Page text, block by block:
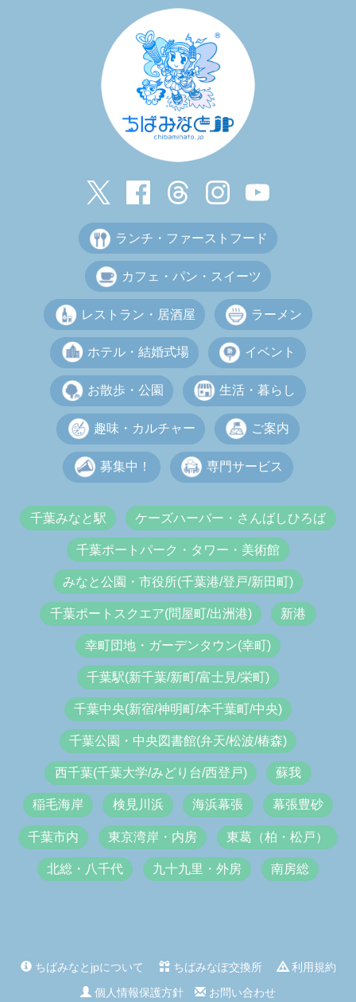
ランチ・ファーストフード
カフェ・パン・スイーツ
レストラン・居酒屋 ラーメン
ホテル・結婚式場 イベント
お散歩・公園 生活・暮らし
趣味・カルチャー ご案内
募集中！ 専門サービス
千葉みなと駅 ケーズハーバー・さんばしひろば
千葉ポートパーク・タワー・美術館
みなと公園・市役所(千葉港/登戸/新田町)
千葉ポートスクエア(問屋町/出洲港) 新港
幸町団地・ガーデンタウン(幸町)
千葉駅(新千葉/新町/富士見/栄町)
千葉中央(新宿/神明町/本千葉町/中央)
千葉公園・中央図書館(弁天/松波/椿森)
西千葉(千葉大学/みどり台/西登戸) 蘇我
稲毛海岸 検見川浜 海浜幕張 幕張豊砂
千葉市内 東京湾岸・内房 東葛（柏・松戸）
北総・八千代 九十九里・外房 南房総
ちばみなとjpについて ちばみなぽ交換所
利用規約
個人情報保護方針
お問い合わせ